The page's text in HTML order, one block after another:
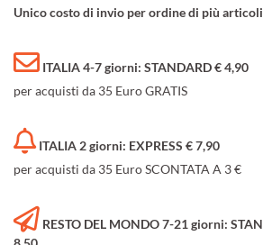
Unico costo di invio per ordine di più
ITALIA 4-7 giorni: STANDARD € 4,90
per acquisti da 35 Euro GRATIS
ITALIA 2 giorni: EXPRESS € 7,90
per acquisti da 35 Euro SCONTATA A 3 €
RESTO DEL MONDO 7-21 giorni: